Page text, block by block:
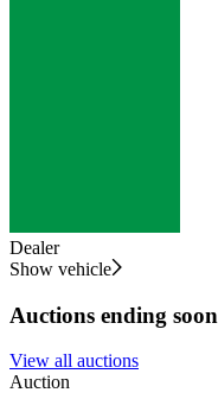
Dealer
Show vehicle
Auctions ending soon
View all auctions
Auction